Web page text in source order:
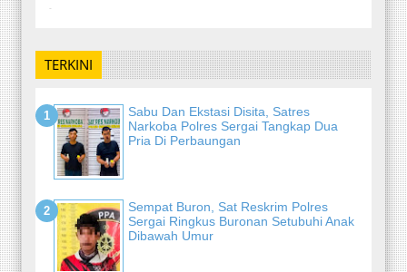
-
TERKINI
Sabu Dan Ekstasi Disita, Satres
Narkoba Polres Sergai Tangkap Dua
Pria Di Perbaungan
Sempat Buron, Sat Reskrim Polres
Sergai Ringkus Buronan Setubuhi Anak
Dibawah Umur